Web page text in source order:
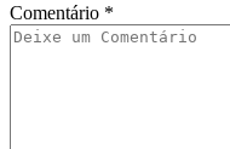
Comentário *